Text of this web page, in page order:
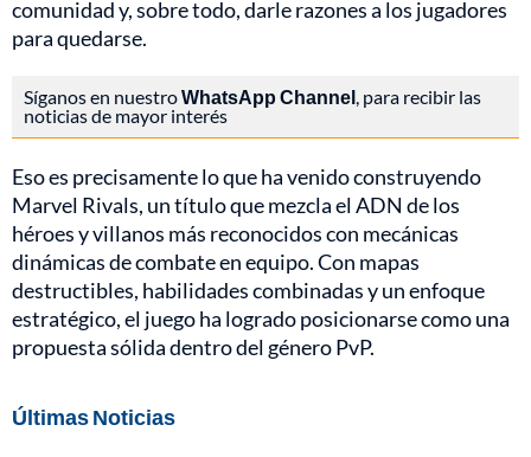
comunidad y, sobre todo, darle razones a los jugadores
para quedarse.
Síganos en nuestroWhatsApp Channel, para recibir las
noticias de mayor interés
Eso es precisamente lo que ha venido construyendo
Marvel Rivals, un título que mezcla el ADN de los
héroes y villanos más reconocidos con mecánicas
dinámicas de combate en equipo. Con mapas
destructibles, habilidades combinadas y un enfoque
estratégico, el juego ha logrado posicionarse como una
propuesta sólida dentro del género PvP.
Últimas Noticias